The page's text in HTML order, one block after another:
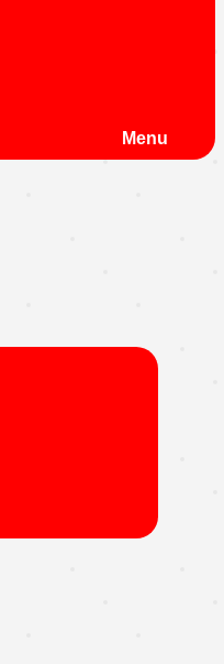
Menu
Udvid